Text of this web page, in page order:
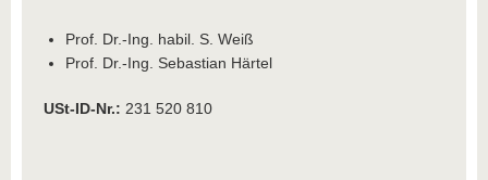
Prof. Dr.-Ing. habil. S. Weiß
Prof. Dr.-Ing. Sebastian Härtel
USt-ID-Nr.: 231 520 810